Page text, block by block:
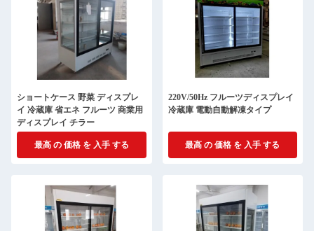
ショートケース 野菜 ディスプレ
イ 冷蔵庫 省エネ フルーツ 商業用
ディスプレイ チラー
最高 の 価格 を 入手 する
220V/50Hz フルーツディスプレイ
冷蔵庫 電動自動解凍タイプ
最高 の 価格 を 入手 する